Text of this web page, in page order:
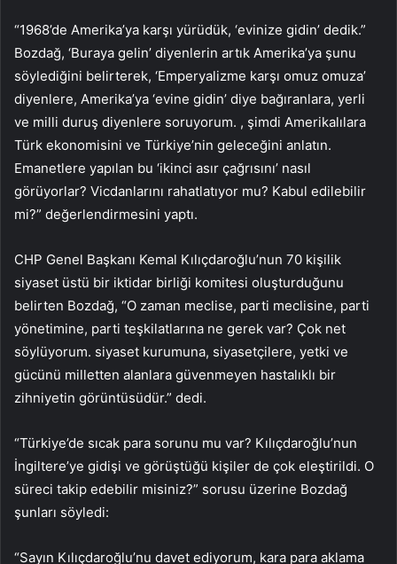
“1968’de Amerika’ya karşı yürüdük, ‘evinize gidin’ dedik.”
Bozdağ, ‘Buraya gelin’ diyenlerin artık Amerika’ya şunu
söylediğini belirterek, ‘Emperyalizme karşı omuz omuza’
diyenlere, Amerika’ya ‘evine gidin’ diye bağıranlara, yerli
ve milli duruş diyenlere soruyorum. , şimdi Amerikalılara
Türk ekonomisini ve Türkiye’nin geleceğini anlatın.
Emanetlere yapılan bu ‘ikinci asır çağrısını’ nasıl
görüyorlar? Vicdanlarını rahatlatıyor mu? Kabul edilebilir
mi?” değerlendirmesini yaptı.
CHP Genel Başkanı Kemal Kılıçdaroğlu’nun 70 kişilik
siyaset üstü bir iktidar birliği komitesi oluşturduğunu
belirten Bozdağ, “O zaman meclise, parti meclisine, parti
yönetimine, parti teşkilatlarına ne gerek var? Çok net
söylüyorum. siyaset kurumuna, siyasetçilere, yetki ve
gücünü milletten alanlara güvenmeyen hastalıklı bir
zihniyetin görüntüsüdür.” dedi.
“Türkiye’de sıcak para sorunu mu var? Kılıçdaroğlu’nun
İngiltere’ye gidişi ve görüştüğü kişiler de çok eleştirildi. O
süreci takip edebilir misiniz?” sorusu üzerine Bozdağ
şunları söyledi:
“Sayın Kılıçdaroğlu’nu davet ediyorum, kara para aklama